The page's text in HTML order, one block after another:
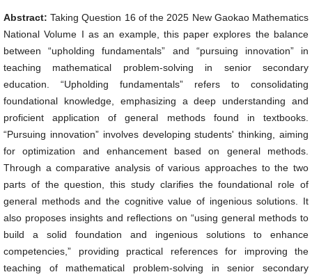
Abstract:Taking Question 16 of the 2025 New Gaokao Mathematics
National Volume I as an example, this paper explores the balance
between “upholding fundamentals” and “pursuing innovation” in
teaching mathematical problem-solving in senior secondary
education. “Upholding fundamentals” refers to consolidating
foundational knowledge, emphasizing a deep understanding and
proficient application of general methods found in textbooks.
“Pursuing innovation” involves developing students' thinking, aiming
for optimization and enhancement based on general methods.
Through a comparative analysis of various approaches to the two
parts of the question, this study clarifies the foundational role of
general methods and the cognitive value of ingenious solutions. It
also proposes insights and reflections on “using general methods to
build a solid foundation and ingenious solutions to enhance
competencies,” providing practical references for improving the
teaching of mathematical problem-solving in senior secondary